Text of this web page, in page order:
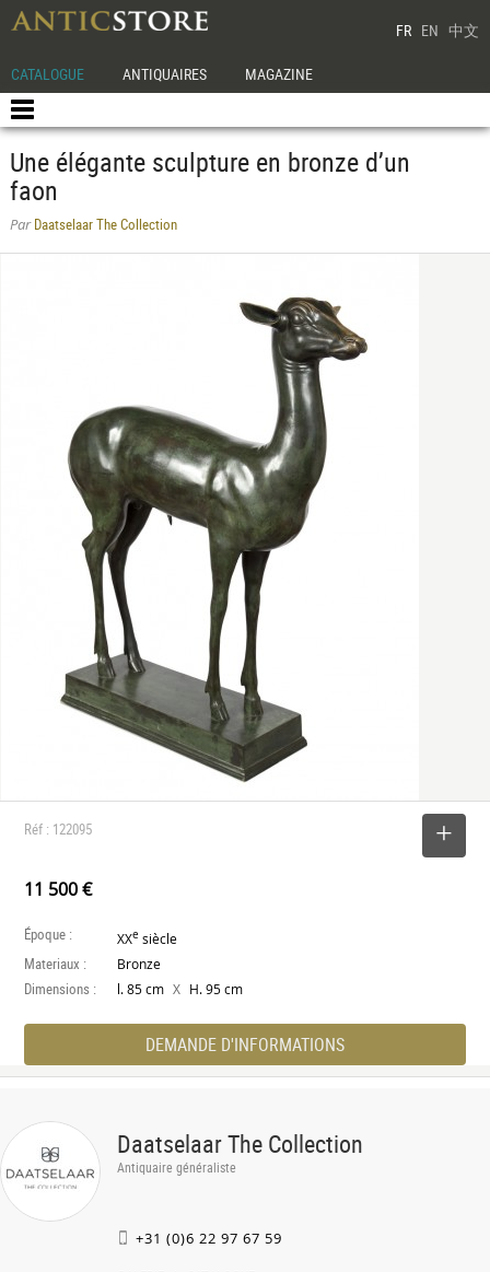
FR EN 中文
CATALOGUE ANTIQUAIRES MAGAZINE
Une élégante sculpture en bronze d’un
faon
ParDaatselaar The Collection
Réf : 122095
11 500 €
Époque : XXe siècle
Materiaux : Bronze
Dimensions : l. 85 cm X H. 95 cm
DEMANDE D'INFORMATIONS
Daatselaar The Collection
Antiquaire généraliste
+31 (0)6 22 97 67 59